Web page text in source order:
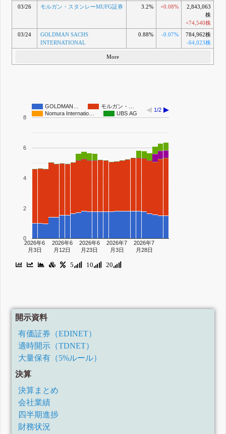
03/26
モルガン・スタンレーMUFG証券 3.2% +0.08%
2,843,063
株
+74,540株
03/24
GOLDMAN SACHS
INTERNATIONAL
0.88% -0.07%
784,962株
-64,023株
More
GOLDMAN…
モルガン・…
Nomura Internatio…
UBS AG
1/2
2026年6
月3日
2026年6
月12日
2026年6
月23日
2026年7
月3日
2026年7
月28日
0
2
4
6
8
5 10 20
開示資料
有価証券（EDINET）
適時開示（TDNET）
大量保有（5%ルール）
決算
決算まとめ
会社業績
四半期進捗
財務状況